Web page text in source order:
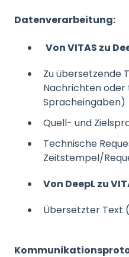
Datenverarbeitung:
Von VITAS zu
Zu übersetzende
Nachrichten
Spracheingaben)
Quell- und
Technische
Zeitstempel/
Von DeepL zu
Übersetzter Text